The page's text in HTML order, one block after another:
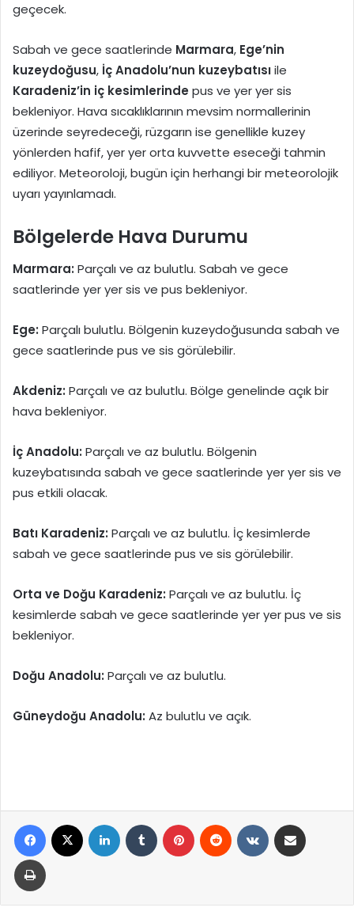
geçecek.
Sabah ve gece saatlerinde Marmara, Ege’nin
kuzeydoğusu, İç Anadolu’nun kuzeybatısıile
Karadeniz’in iç kesimlerindepus ve yer yer sis
bekleniyor. Hava sıcaklıklarının mevsim normallerinin
üzerinde seyredeceği, rüzgarın ise genellikle kuzey
yönlerden hafif, yer yer orta kuvvette eseceği tahmin
ediliyor. Meteoroloji, bugün için herhangi bir meteorolojik
uyarı yayınlamadı.
Bölgelerde Hava Durumu
Marmara: Parçalı ve az bulutlu. Sabah ve gece
saatlerinde yer yer sis ve pus bekleniyor.
Ege: Parçalı bulutlu. Bölgenin kuzeydoğusunda sabah ve
gece saatlerinde pus ve sis görülebilir.
Akdeniz: Parçalı ve az bulutlu. Bölge genelinde açık bir
hava bekleniyor.
İç Anadolu: Parçalı ve az bulutlu. Bölgenin
kuzeybatısında sabah ve gece saatlerinde yer yer sis ve
pus etkili olacak.
Batı Karadeniz: Parçalı ve az bulutlu. İç kesimlerde
sabah ve gece saatlerinde pus ve sis görülebilir.
Orta ve Doğu Karadeniz: Parçalı ve az bulutlu. İç
kesimlerde sabah ve gece saatlerinde yer yer pus ve sis
bekleniyor.
Doğu Anadolu: Parçalı ve az bulutlu.
Güneydoğu Anadolu: Az bulutlu ve açık.
Facebook LinkedIn Tumblr Pinterest Reddit VKontakte
Yazdır